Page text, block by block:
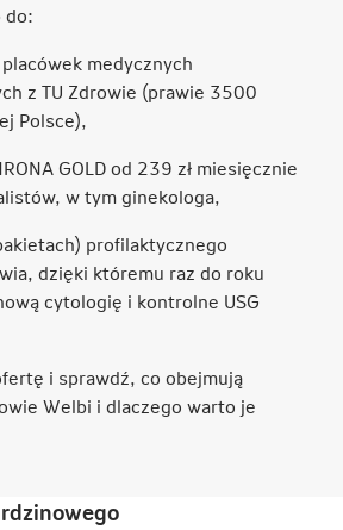
do:
medycznych
z TU Zdrowie (prawie 3500
Polsce),
GOLD od 239 zł miesięcznie
w tym ginekologa,
profilaktycznego
dzięki któremu raz do roku
cytologię i kontrolne USG
i sprawdź, co obejmują
Welbi i dlaczego warto je